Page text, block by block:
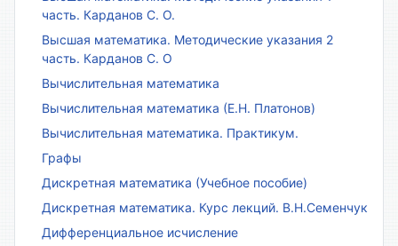
часть. Карданов С. О.
Высшая математика. Методические указания 2
часть. Карданов С. О
Вычислительная математика
Вычислительная математика (Е.Н. Платонов)
Вычислительная математика. Практикум.
Графы
Дискретная математика (Учебное пособие)
Дискретная математика. Курс лекций. В.Н.Семенчук
Дифференциальное исчисление